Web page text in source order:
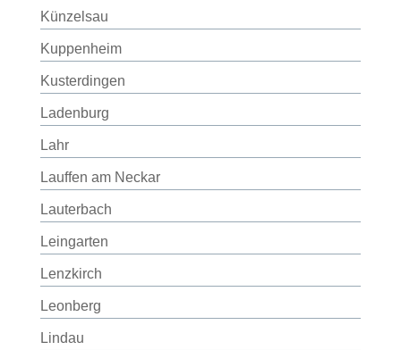
Künzelsau
Kuppenheim
Kusterdingen
Ladenburg
Lahr
Lauffen am Neckar
Lauterbach
Leingarten
Lenzkirch
Leonberg
Lindau